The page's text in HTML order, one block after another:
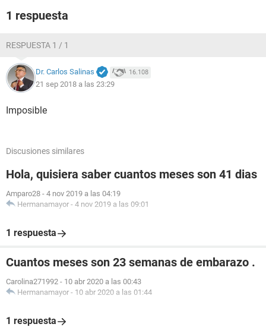
1 respuesta
RESPUESTA 1 / 1
Dr. Carlos Salinas 16.108
21 sep 2018 a las 23:29
Imposible
Discusiones similares
Hola, quisiera saber cuantos meses son 41 dias
Amparo28 - 4 nov 2019 a las 04:19
Hermanamayor - 4 nov 2019 a las 09:01
1 respuesta
Cuantos meses son 23 semanas de embarazo .
Carolina271992 - 10 abr 2020 a las 00:43
Hermanamayor - 10 abr 2020 a las 01:44
1 respuesta